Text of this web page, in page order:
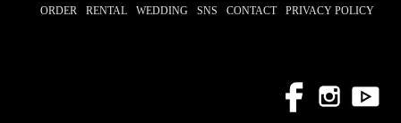
ORDER RENTAL WEDDING SNS CONTACT PRIVACY POLICY